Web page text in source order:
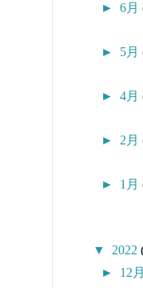
► 6月
► 5月
► 4月
► 2月
► 1月
▼ 2022
► 12月